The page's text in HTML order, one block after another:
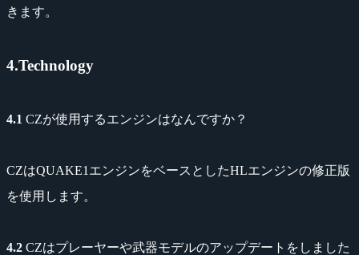
きます。
4.Technology
4.1 CZが使用するエンジンはなんですか？
CZはQUAKE1エンジンをベースとしたHLエンジンの修正版
を使用します。
4.2 CZはプレーヤーや武器モデルのアップデートをしました